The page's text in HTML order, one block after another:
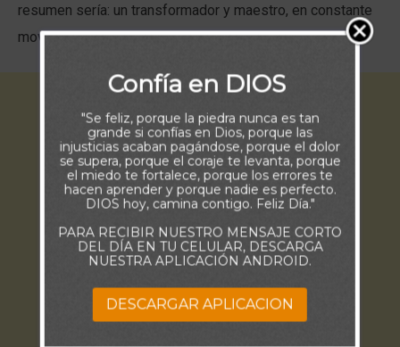
resumen sería: un transformador y maestro, en constante
movimiento, sumado a la causa de Jesús.
Confía en DIOS
"Se feliz, porque la piedra nunca es tan
grande si confías en Dios, porque las
injusticias acaban pagándose, porque el dolor
se supera, porque el coraje te levanta, porque
el miedo te fortalece, porque los errores te
hacen aprender y porque nadie es perfecto.
DIOS hoy, camina contigo. Feliz Día."
PARA RECIBIR NUESTRO MENSAJE CORTO
DEL DÍA EN TU CELULAR, DESCARGA
NUESTRA APLICACIÓN ANDROID.
DESCARGAR APLICACION